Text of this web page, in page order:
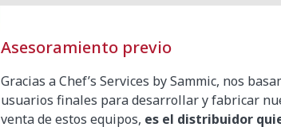
Asesoramiento previo
Gracias a Chef’s Services by Sammic, nos
usuarios finales para desarrollar y fabricar
venta de estos equipos, es el distribuidor